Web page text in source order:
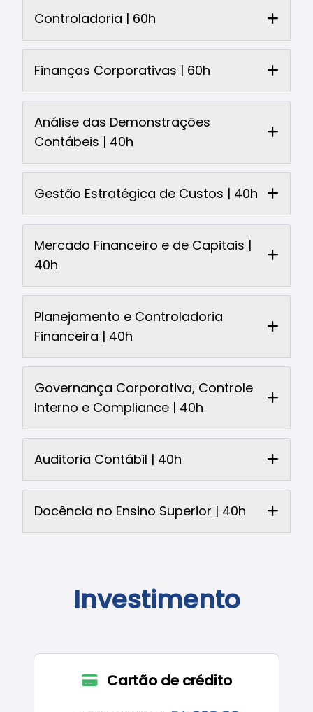
Controladoria | 60h
Finanças Corporativas | 60h
Análise das Demonstrações
Contábeis | 40h
Gestão Estratégica de Custos | 40h
Mercado Financeiro e de Capitais |
40h
Planejamento e Controladoria
Financeira | 40h
Governança Corporativa, Controle
Interno e Compliance | 40h
Auditoria Contábil | 40h
Docência no Ensino Superior | 40h
Investimento
Cartão de crédito